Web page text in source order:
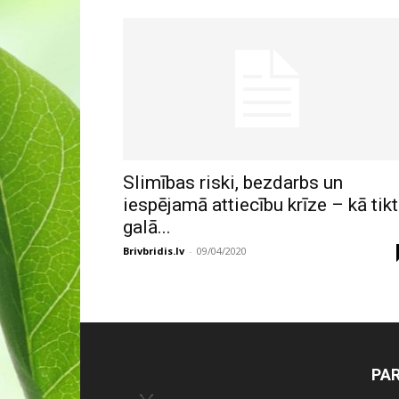
Slimības riski, bezdarbs un
iespējamā attiecību krīze – kā tikt
galā...
Brivbridis.lv - 09/04/2020